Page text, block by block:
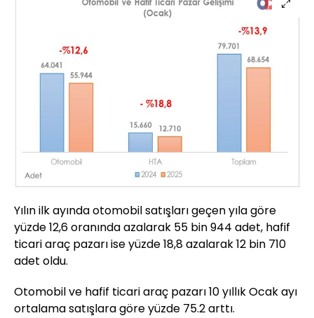
Yılın ilk ayında otomobil satışları geçen yıla göre
yüzde 12,6 oranında azalarak 55 bin 944 adet, hafif
ticari araç pazarı ise yüzde 18,8 azalarak 12 bin 710
adet oldu.
Otomobil ve hafif ticari araç pazarı 10 yıllık Ocak ayı
ortalama satışlara göre yüzde 75.2 arttı.